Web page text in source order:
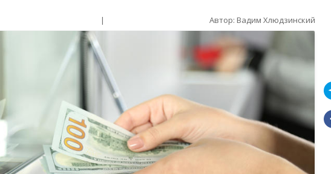
| Автор: Вадим Хлюдзинский